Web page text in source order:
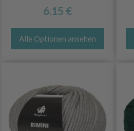
6.15 €
Alle Optionen ansehen